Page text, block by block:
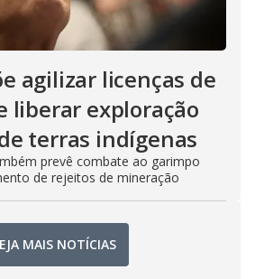
agilizar licenças de
liberar exploração
terras indígenas
prevê combate ao garimpo
de rejeitos de mineração
MAIS NOTÍCIAS